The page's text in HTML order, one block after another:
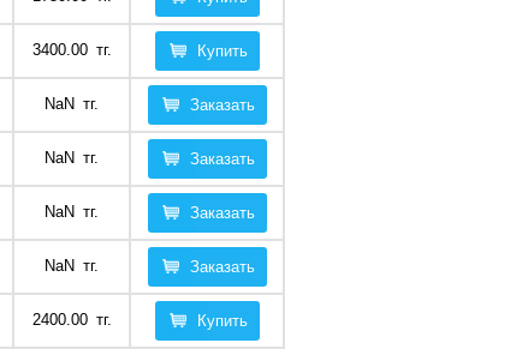
3400.00 тг. Купить
NaN тг. Заказать
NaN тг. Заказать
NaN тг. Заказать
NaN тг. Заказать
2400.00 тг. Купить